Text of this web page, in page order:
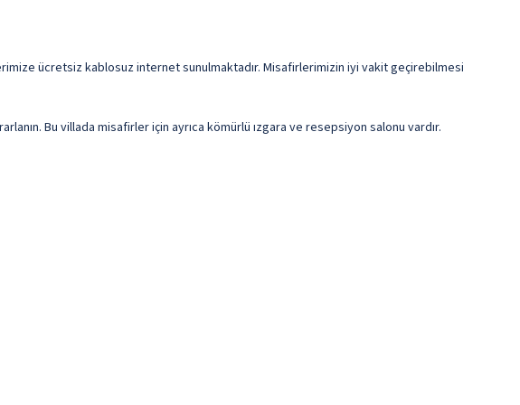
ücretsiz kablosuz internet sunulmaktadır. Misafirlerimizin iyi vakit geçirebilmesi
Bu villada misafirler için ayrıca kömürlü ızgara ve resepsiyon salonu vardır.